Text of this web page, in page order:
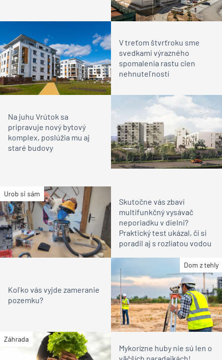
V treťom štvrťroku sme
svedkami výrazného
spomalenia rastu cien
nehnuteľností
Na juhu Vrútok sa
pripravuje nový bytový
komplex, poslúžia mu aj
staré budovy
Urob si sám
Skutočne vás zbaví
multifunkčný vysávač
neporiadku v dielni?
Praktický test ukázal, či si
poradil aj s rozliatou vodou
Dom z tehly
Koľko vás vyjde zameranie
pozemku?
Záhrada
Mykorízne huby nie sú len o